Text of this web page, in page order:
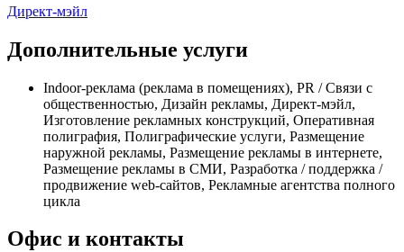
Директ-мэйл
Дополнительные услуги
Indoor-реклама (реклама в помещениях), PR / Связи с
общественностью, Дизайн рекламы, Директ-мэйл,
Изготовление рекламных конструкций, Оперативная
полиграфия, Полиграфические услуги, Размещение
наружной рекламы, Размещение рекламы в интернете,
Размещение рекламы в СМИ, Разработка / поддержка /
продвижение web-сайтов, Рекламные агентства полного
цикла
Офис и контакты